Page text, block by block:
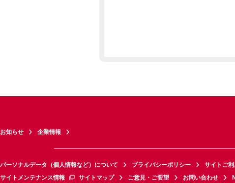
お知らせ 企業情報
パーソナルデータ（個人情報など）について プライバシーポリシー サイトご
サイトメンテナンス情報
サイトマップ ご意見・ご要望 お問い合わせ